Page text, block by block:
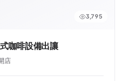
3,795
咖啡設備出讓
店